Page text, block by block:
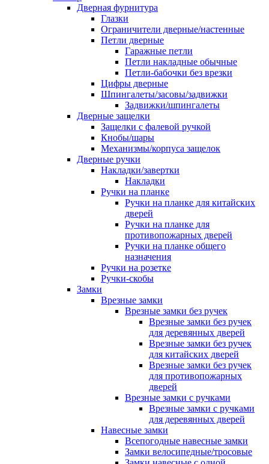
Дверная фурнитура
Глазки
Ограничители дверные/настенные
Петли дверные
Гаражные петли
Петли накладные обычные
Петли-бабочки без врезки
Цифры дверные
Шпингалеты/засовы/задвижки
Задвижки/шпингалеты
Дверные защелки
Защелки с фалевой ручкой
Кнобы/шары
Механизмы/корпуса защелок
Дверные ручки
Накладки/завертки
Накладки
Ручки на планке
Ручки на планке для китайских
дверей
Ручки на планке для
противопожарных дверей
Ручки на планке общего
назначения
Ручки на розетке
Ручки-скобы
Замки
Врезные замки
Врезные замки без ручек
Врезные замки без ручек
для деревянных дверей
Врезные замки без ручек
для китайских дверей
Врезные замки без ручек
для противопожарных
дверей
Врезные замки с ручками
Врезные замки с ручками
для деревянных дверей
Навесные замки
Всепогодные навесные замки
Замки велосипедные/тросовые